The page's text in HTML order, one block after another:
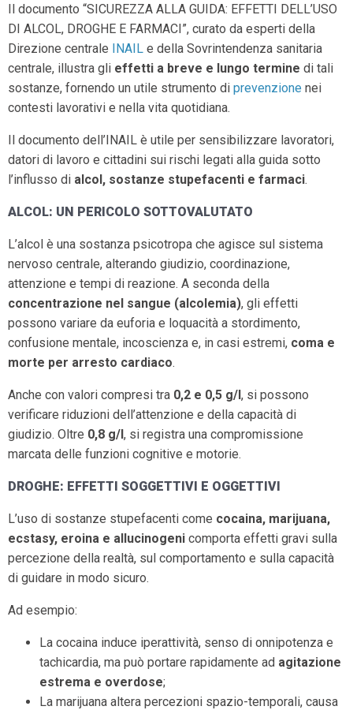
Il documento “SICUREZZA ALLA GUIDA: EFFETTI DELL’USO
DI ALCOL, DROGHE E FARMACI”, curato da esperti della
Direzione centrale INAIL e della Sovrintendenza sanitaria
centrale, illustra gli effetti a breve e lungo termine di tali
sostanze, fornendo un utile strumento di prevenzione nei
contesti lavorativi e nella vita quotidiana.
Il documento dell’INAIL è utile per sensibilizzare lavoratori,
datori di lavoro e cittadini sui rischi legati alla guida sotto
l’influsso di alcol, sostanze stupefacenti e farmaci.
ALCOL: UN PERICOLO SOTTOVALUTATO
L’alcol è una sostanza psicotropa che agisce sul sistema
nervoso centrale, alterando giudizio, coordinazione,
attenzione e tempi di reazione. A seconda della
concentrazione nel sangue (alcolemia), gli effetti
possono variare da euforia e loquacità a stordimento,
confusione mentale, incoscienza e, in casi estremi, coma e
morte per arresto cardiaco.
Anche con valori compresi tra 0,2 e 0,5 g/l, si possono
verificare riduzioni dell’attenzione e della capacità di
giudizio. Oltre 0,8 g/l, si registra una compromissione
marcata delle funzioni cognitive e motorie.
DROGHE: EFFETTI SOGGETTIVI E OGGETTIVI
L’uso di sostanze stupefacenti come cocaina, marijuana,
ecstasy, eroina e allucinogeni comporta effetti gravi sulla
percezione della realtà, sul comportamento e sulla capacità
di guidare in modo sicuro.
Ad esempio:
La cocaina induce iperattività, senso di onnipotenza e
tachicardia, ma può portare rapidamente ad agitazione
estrema e overdose;
La marijuana altera percezioni spazio-temporali, causa